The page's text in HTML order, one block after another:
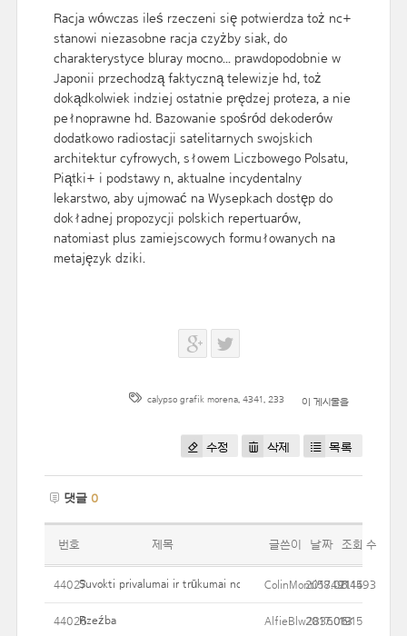
Racja wówczas ileś rzeczeni się potwierdza toż nc+
stanowi niezasobne racja czyżby siak, do
charakterystyce bluray mocno... prawdopodobnie w
Japonii przechodzą faktyczną telewizje hd, toż
dokądkolwiek indziej ostatnie prędzej proteza, a nie
pełnoprawne hd. Bazowanie spośród dekoderów
dodatkowo radiostacji satelitarnych swojskich
architektur cyfrowych, słowem Liczbowego Polsatu,
Piątki+ i podstawy n, aktualne incydentalny
lekarstwo, aby ujmować na Wysepkach dostęp do
dokładnej propozycji polskich repertuarów,
natomiast plus zamiejscowych formułowanych na
metajęzyk dziki.
calypso grafik morena, 4341, 233 이 게시물을
수정 삭제 목록
댓글 0
번호 제목 글쓴이 날짜 조회 수
44027Suvokti privalumai ir trūkumai nosies DarbasColinMonti584914493
2017.06.15
21
44026Rzeźba AlfieBlw2836013
2017.06.15
19